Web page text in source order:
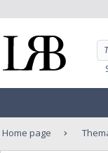
Home page